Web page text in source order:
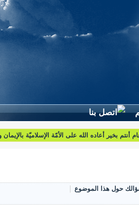
أنتم بخير أعاده الله على الأمّة الإسلاميّة بالإيمان
حول هذا الموضوع